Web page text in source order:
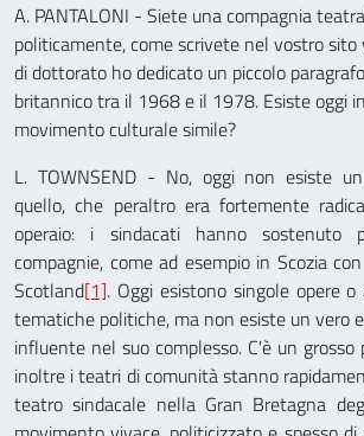
A. PANTALONI - Siete una compagnia
politicamente, come scrivete nel vostro
di dottorato ho dedicato un piccolo
britannico tra il 1968 e il 1978. Esiste oggi
movimento culturale simile?
L. TOWNSEND - No, oggi non esiste
quello, che peraltro era fortemente
operaio: i sindacati hanno sostenuto
compagnie, come ad esempio in Scozia
Scotland[1]. Oggi esistono singole opere
tematiche politiche, ma non esiste un vero
influente nel suo complesso. C'è un grosso
inoltre i teatri di comunità stanno
teatro sindacale nella Gran Bretagna